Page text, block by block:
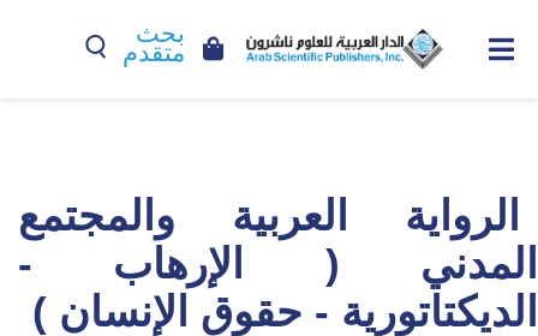
بحث
متقدم
الرواية العربية والمجتمع
المدني ( الإرهاب -
الديكتاتورية - حقوق الإنسان )